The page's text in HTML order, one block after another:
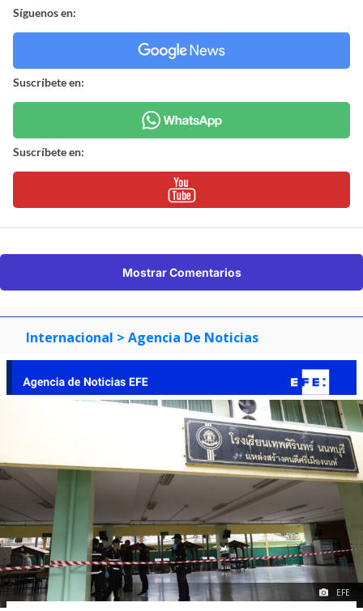
Síguenos en:
Suscríbete en:
Suscríbete en:
Mostrar Comentarios
Internacional > Agencia De Noticias
EFE